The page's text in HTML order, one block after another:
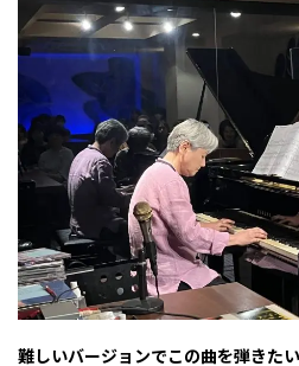
難しいバージョンでこの曲を弾きた